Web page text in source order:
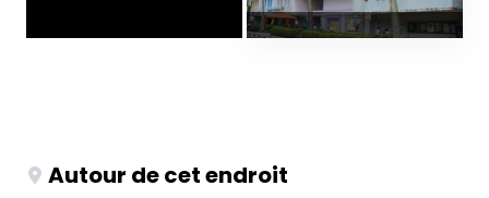
Autour de cet endroit